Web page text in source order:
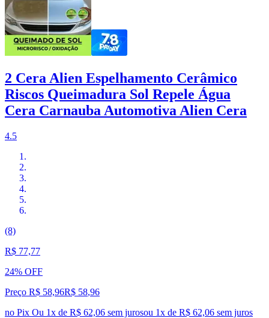
2 Cera Alien Espelhamento Cerâmico
Riscos Queimadura Sol Repele Água
Cera Carnauba Automotiva Alien Cera
4.5
(8)
R$ 77,77
24% OFF
Preço R$ 58,96R$ 58,96
no Pix Ou 1x de R$ 62,06 sem jurosou 1x de R$ 62,06 sem juros